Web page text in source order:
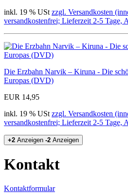
inkl. 19 % USt zzgl. Versandkosten
versandkostenfrei; Lieferzeit 2-5 Tage,
Die Erzbahn Narvik – Kiruna - Die
Europas (DVD)
EUR 14,95
inkl. 19 % USt zzgl. Versandkosten
versandkostenfrei; Lieferzeit 2-5 Tage,
+2 Anzeigen -2 Anzeigen
Kontakt
Kontaktformular